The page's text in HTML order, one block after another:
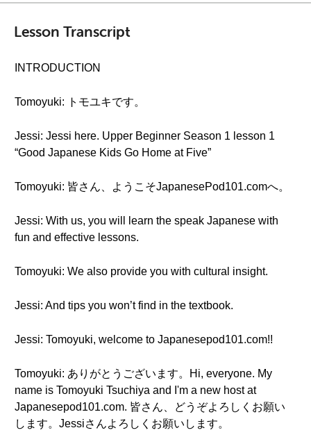
Lesson Transcript
INTRODUCTION
Tomoyuki: トモユキです。
Jessi: Jessi here. Upper Beginner Season 1 lesson 1
“Good Japanese Kids Go Home at Five”
Tomoyuki: 皆さん、ようこそJapanesePod101.comへ。
Jessi: With us, you will learn the speak Japanese with
fun and effective lessons.
Tomoyuki: We also provide you with cultural insight.
Jessi: And tips you won’t find in the textbook.
Jessi: Tomoyuki, welcome to Japanesepod101.com!!
Tomoyuki: ありがとうございます。Hi, everyone. My
name is Tomoyuki Tsuchiya and I'm a new host at
Japanesepod101.com. 皆さん、どうぞよろしくお願い
します。Jessiさんよろしくお願いします。